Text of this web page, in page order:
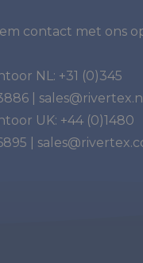
contact met ons
NL: +31 (0)345
sales@rivertex.nl
UK: +44 (0)1480